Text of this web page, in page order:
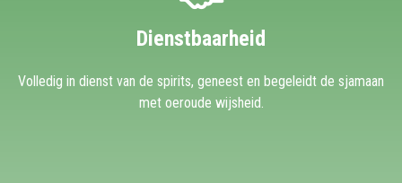
Dienstbaarheid
Volledig in dienst van de spirits, geneest en begeleidt de sjamaan
met oeroude wijsheid.